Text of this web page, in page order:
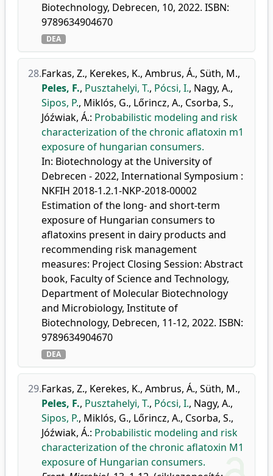
Biotechnology, Debrecen, 10, 2022. ISBN:
9789634904670
DEA
28.Farkas, Z., Kerekes, K., Ambrus, Á., Süth, M.,
Peles, F., Pusztahelyi, T., Pócsi, I., Nagy, A.,
Sipos, P., Miklós, G., Lőrincz, A., Csorba, S.,
Jóźwiak, Á.: Probabilistic modeling and risk
characterization of the chronic aflatoxin m1
exposure of hungarian consumers.
In: Biotechnology at the University of
Debrecen - 2022, International Symposium :
NKFIH 2018-1.2.1-NKP-2018-00002
Estimation of the long- and short-term
exposure of Hungarian consumers to
aflatoxins present in dairy products and
recommending risk management
measures: Project Closing Session: Abstract
book, Faculty of Science and Technology,
Department of Molecular Biotechnology
and Microbiology, Institute of
Biotechnology, Debrecen, 11-12, 2022. ISBN:
9789634904670
DEA
29.Farkas, Z., Kerekes, K., Ambrus, Á., Süth, M.,
Peles, F., Pusztahelyi, T., Pócsi, I., Nagy, A.,
Sipos, P., Miklós, G., Lőrincz, A., Csorba, S.,
Jóźwiak, Á.: Probabilistic modeling and risk
characterization of the chronic aflatoxin M1
exposure of Hungarian consumers.